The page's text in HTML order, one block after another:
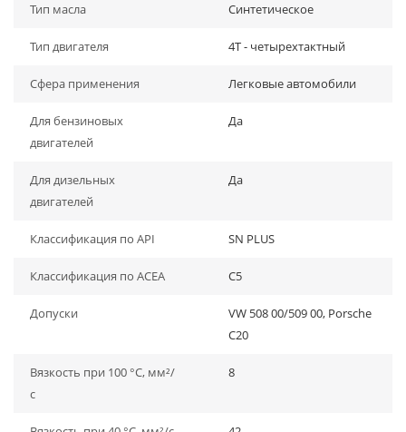
Тип масла Синтетическое
Тип двигателя 4Т - четырехтактный
Сфера применения Легковые автомобили
Для бензиновых
двигателей
Да
Для дизельных
двигателей
Да
Классификация по API SN PLUS
Классификация по ACEA C5
Допуски
VW 508 00/509 00, Porsche
C20
Вязкость при 100 °C, мм²/
с
8